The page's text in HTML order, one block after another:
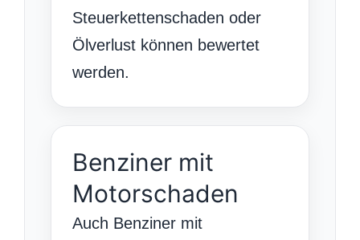
Steuerkettenschaden oder
Ölverlust können bewertet
werden.
Benziner mit
Motorschaden
Auch Benziner mit